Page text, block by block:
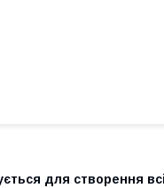
для створення